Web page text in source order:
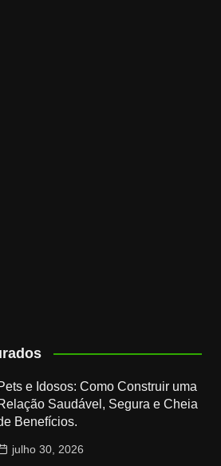
e Idosos: Como Construir uma
Saudável, Segura e Cheia
Benefícios.
julho 30, 2026